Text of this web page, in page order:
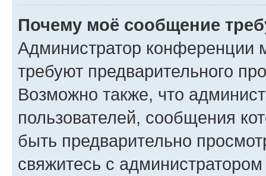
Почему моё сообщение
Администратор конференции
требуют предварительного
Возможно также, что
пользователей, сообщения
быть предварительно
свяжитесь с